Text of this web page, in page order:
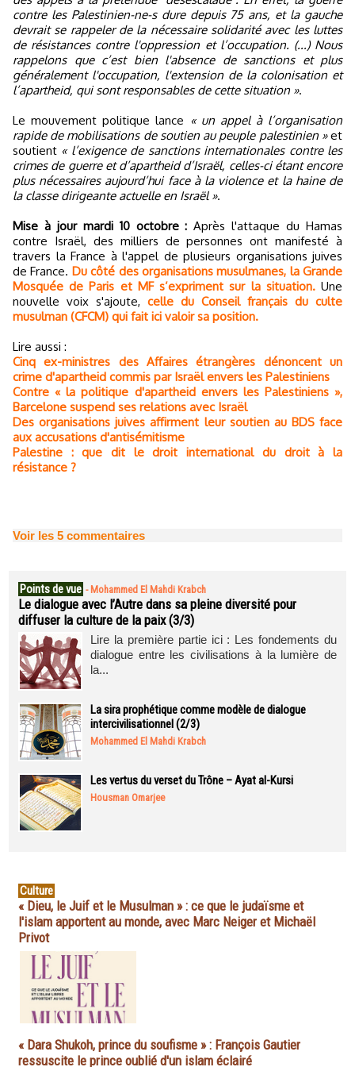
contre les Palestinien-ne-s dure depuis 75 ans, et la gauche
devrait se rappeler de la nécessaire solidarité avec les luttes
de résistances contre l'oppression et l’occupation. (...) Nous
rappelons que c’est bien l'absence de sanctions et plus
généralement l'occupation, l'extension de la colonisation et
l’apartheid, qui sont responsables de cette situation ».
Le mouvement politique lance « un appel à l’organisation
rapide de mobilisations de soutien au peuple palestinien »et
soutient « l’exigence de sanctions internationales contre les
crimes de guerre et d’apartheid d’Israël, celles-ci étant encore
plus nécessaires aujourd’hui face à la violence et la haine de
la classe dirigeante actuelle en Israël ».
Mise à jour mardi 10 octobre : Après l'attaque du Hamas
contre Israël, des milliers de personnes ont manifesté à
travers la France à l'appel de plusieurs organisations juives
de France. Du côté des organisations musulmanes, la Grande
Mosquée de Paris et MF s’expriment sur la situation.Une
nouvelle voix s'ajoute, celle du Conseil français du culte
musulman (CFCM) qui fait ici valoir sa position.
Lire aussi :
Cinq ex-ministres des Affaires étrangères dénoncent un
crime d'apartheid commis par Israël envers les Palestiniens
Contre « la politique d'apartheid envers les Palestiniens »,
Barcelone suspend ses relations avec Israël
Des organisations juives affirment leur soutien au BDS face
aux accusations d'antisémitisme
Palestine : que dit le droit international du droit à la
résistance ?
Voir les 5 commentaires
Points de vue - Mohammed El Mahdi Krabch
Le dialogue avec l’Autre dans sa pleine diversité pour
diffuser la culture de la paix (3/3)
Lire la première partie ici : Les fondements du
dialogue entre les civilisations à la lumière de
la...
La sira prophétique comme modèle de dialogue
intercivilisationnel (2/3)
Mohammed El Mahdi Krabch
Les vertus du verset du Trône – Ayat al-Kursi
Housman Omarjee
Culture
« Dieu, le Juif et le Musulman » : ce que le judaïsme et
l'islam apportent au monde, avec Marc Neiger et Michaël
Privot
« Dara Shukoh, prince du soufisme » : François Gautier
ressuscite le prince oublié d'un islam éclairé